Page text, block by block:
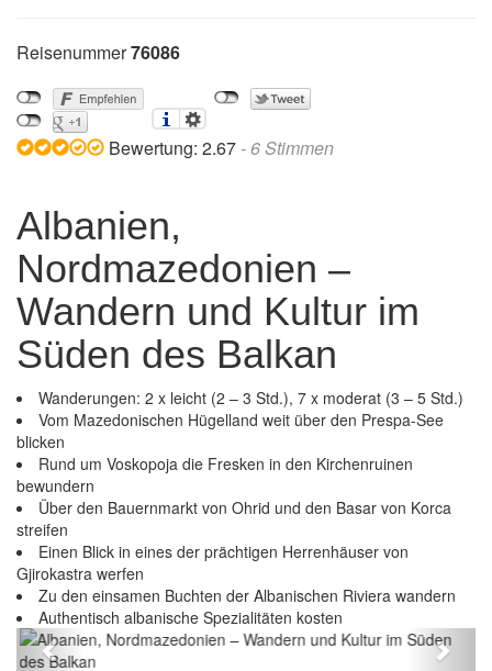
Reisenummer76086
Bewertung: 2.67 -6Stimmen
Albanien,
Nordmazedonien –
Wandern und Kultur im
Süden des Balkan
Wanderungen: 2 x leicht (2 – 3 Std.), 7 x moderat (3 – 5 Std.)
Vom Mazedonischen Hügelland weit über den Prespa-See
blicken
Rund um Voskopoja die Fresken in den Kirchenruinen
bewundern
Über den Bauernmarkt von Ohrid und den Basar von Korca
streifen
Einen Blick in eines der prächtigen Herrenhäuser von
Gjirokastra werfen
Zu den einsamen Buchten der Albanischen Riviera wandern
Authentisch albanische Spezialitäten kosten
Albanien, Nordmazedonien – Wandern und Kultur
im Süden des Balkan
Previous Next